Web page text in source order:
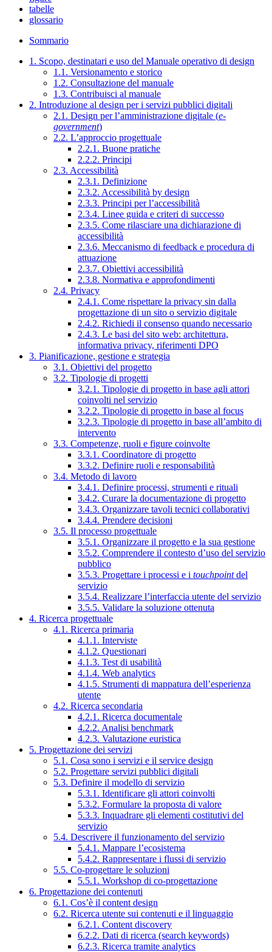
tabelle
glossario
Sommario
1. Scopo, destinatari e uso del Manuale operativo di design
1.1. Versionamento e storico
1.2. Consultazione del manuale
1.3. Contribuisci al manuale
2. Introduzione al design per i servizi pubblici digitali
2.1. Design per l’amministrazione digitale (e-
government)
2.2. L’approccio progettuale
2.2.1. Buone pratiche
2.2.2. Principi
2.3. Accessibilità
2.3.1. Definizione
2.3.2. Accessibilità by design
2.3.3. Principi per l’accessibilità
2.3.4. Linee guida e criteri di successo
2.3.5. Come rilasciare una dichiarazione di
accessibilità
2.3.6. Meccanismo di feedback e procedura di
attuazione
2.3.7. Obiettivi accessibilità
2.3.8. Normativa e approfondimenti
2.4. Privacy
2.4.1. Come rispettare la privacy sin dalla
progettazione di un sito o servizio digitale
2.4.2. Richiedi il consenso quando necessario
2.4.3. Le basi del sito web: architettura,
informativa privacy, riferimenti DPO
3. Pianificazione, gestione e strategia
3.1. Obiettivi del progetto
3.2. Tipologie di progetti
3.2.1. Tipologie di progetto in base agli attori
coinvolti nel servizio
3.2.2. Tipologie di progetto in base al focus
3.2.3. Tipologie di progetto in base all’ambito di
intervento
3.3. Competenze, ruoli e figure coinvolte
3.3.1. Coordinatore di progetto
3.3.2. Definire ruoli e responsabilità
3.4. Metodo di lavoro
3.4.1. Definire processi, strumenti e rituali
3.4.2. Curare la documentazione di progetto
3.4.3. Organizzare tavoli tecnici collaborativi
3.4.4. Prendere decisioni
3.5. Il processo progettuale
3.5.1. Organizzare il progetto e la sua gestione
3.5.2. Comprendere il contesto d’uso del servizio
pubblico
3.5.3. Progettare i processi e i touchpointdel
servizio
3.5.4. Realizzare l’interfaccia utente del servizio
3.5.5. Validare la soluzione ottenuta
4. Ricerca progettuale
4.1. Ricerca primaria
4.1.1. Interviste
4.1.2. Questionari
4.1.3. Test di usabilità
4.1.4. Web analytics
4.1.5. Strumenti di mappatura dell’esperienza
utente
4.2. Ricerca secondaria
4.2.1. Ricerca documentale
4.2.2. Analisi benchmark
4.2.3. Valutazione euristica
5. Progettazione dei servizi
5.1. Cosa sono i servizi e il service design
5.2. Progettare servizi pubblici digitali
5.3. Definire il modello di servizio
5.3.1. Identificare gli attori coinvolti
5.3.2. Formulare la proposta di valore
5.3.3. Inquadrare gli elementi costitutivi del
servizio
5.4. Descrivere il funzionamento del servizio
5.4.1. Mappare l’ecosistema
5.4.2. Rappresentare i flussi di servizio
5.5. Co-progettare le soluzioni
5.5.1. Workshop di co-progettazione
6. Progettazione dei contenuti
6.1. Cos’è il content design
6.2. Ricerca utente sui contenuti e il linguaggio
6.2.1. Content discovery
6.2.2. Dati di ricerca (search keywords)
6.2.3. Ricerca tramite analytics